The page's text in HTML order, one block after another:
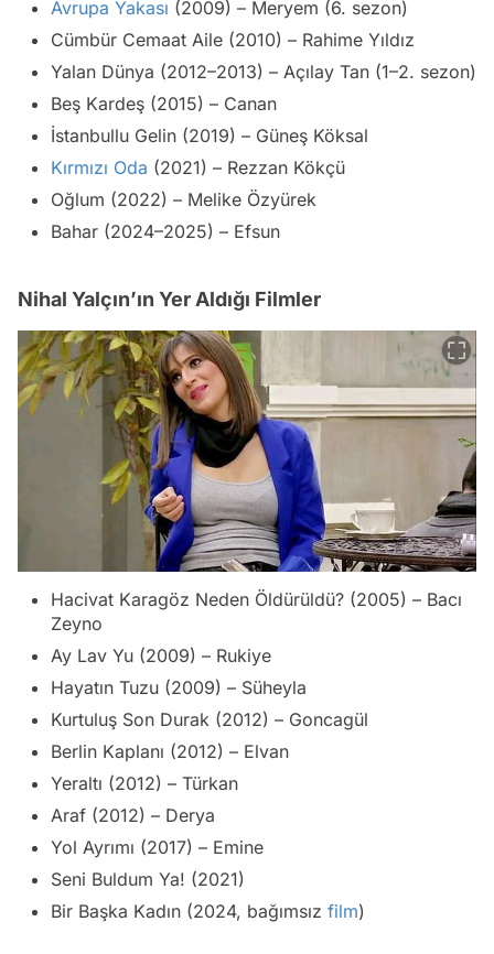
Avrupa Yakası (2009) – Meryem (6. sezon)
Cümbür Cemaat Aile (2010) – Rahime Yıldız
Yalan Dünya (2012–2013) – Açılay Tan (1–2. sezon)
Beş Kardeş (2015) – Canan
İstanbullu Gelin (2019) – Güneş Köksal
Kırmızı Oda (2021) – Rezzan Kökçü
Oğlum (2022) – Melike Özyürek
Bahar (2024–2025) – Efsun
Nihal Yalçın’ın Yer Aldığı Filmler
Hacivat Karagöz Neden Öldürüldü? (2005) – Bacı
Zeyno
Ay Lav Yu (2009) – Rukiye
Hayatın Tuzu (2009) – Süheyla
Kurtuluş Son Durak (2012) – Goncagül
Berlin Kaplanı (2012) – Elvan
Yeraltı (2012) – Türkan
Araf (2012) – Derya
Yol Ayrımı (2017) – Emine
Seni Buldum Ya! (2021)
Bir Başka Kadın (2024, bağımsız film)